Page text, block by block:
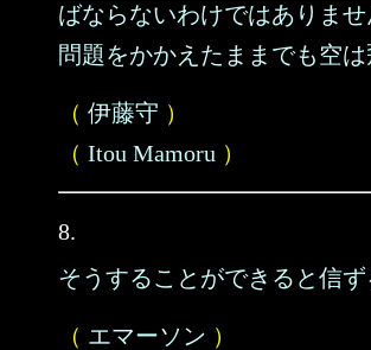
ばならないわけではありませ
問題をかかえたままでも空は
（ 伊藤守 ）
（ Itou Mamoru ）
8.
そうすることができると信ず
（ エマーソン ）